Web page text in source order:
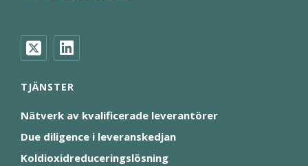
TJÄNSTER
Nätverk av kvalificerade leverantörer
Due diligence i leveranskedjan
Koldioxidreduceringslösning